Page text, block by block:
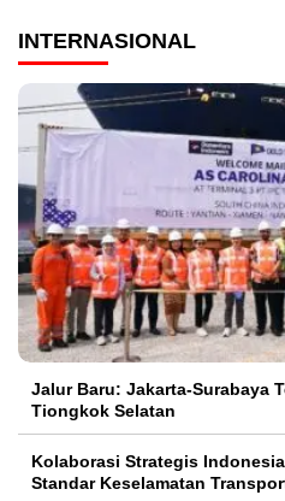
INTERNASIONAL
Jalur Baru: Jakarta-Surabaya
Tiongkok Selatan
Kolaborasi Strategis
Standar Keselamatan